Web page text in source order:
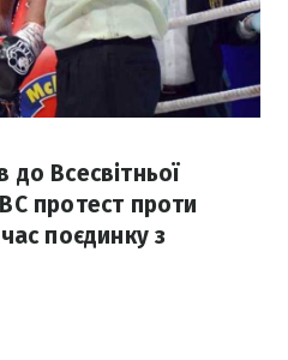
Всесвітньої
протест проти
поєдинку з